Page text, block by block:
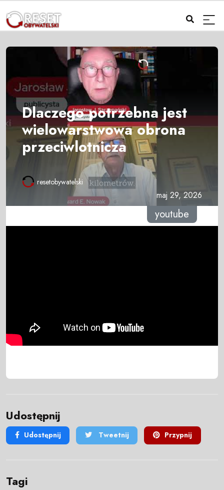
Dlaczego potrzebna jest
wielowarstwowa obrona
przeciwlotnicza
resetobywatelski
maj 29, 2026
youtube
Udostępnij
Udostępnij Tweetnij Przypnij
Tagi